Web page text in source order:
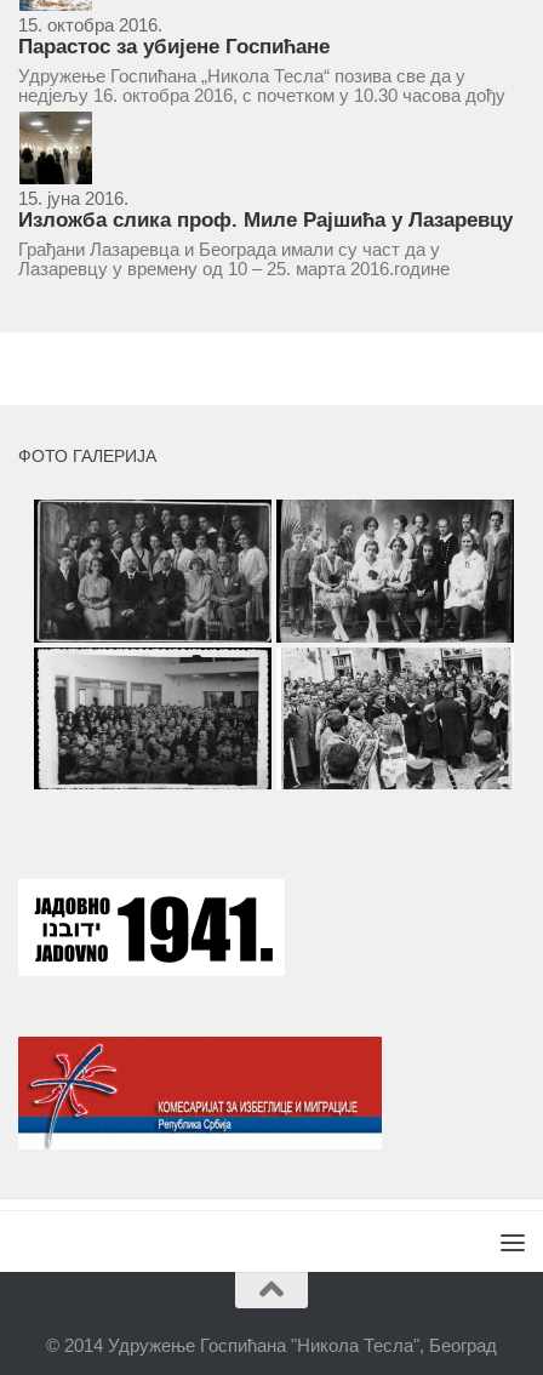
15. октобра 2016.
Парастос за убијене Госпићане
Удружење Госпићана „Никола Тесла“ позива све да у
недјељу 16. октобра 2016, с почетком у 10.30 часова дођу
у цркву Светог оца Николаја у Борчи (Улица Вука Караџића
1), гдје ће бити служен парастос за...
15. јуна 2016.
Изложба слика проф. Миле Рајшића у Лазаревцу
Грађани Лазаревца и Београда имали су част да у
Лазаревцу у времену од 10 – 25. марта 2016.године
ФОТО ГАЛЕРИЈА
© 2014 Удружење Госпићана "Никола Тесла", Београд